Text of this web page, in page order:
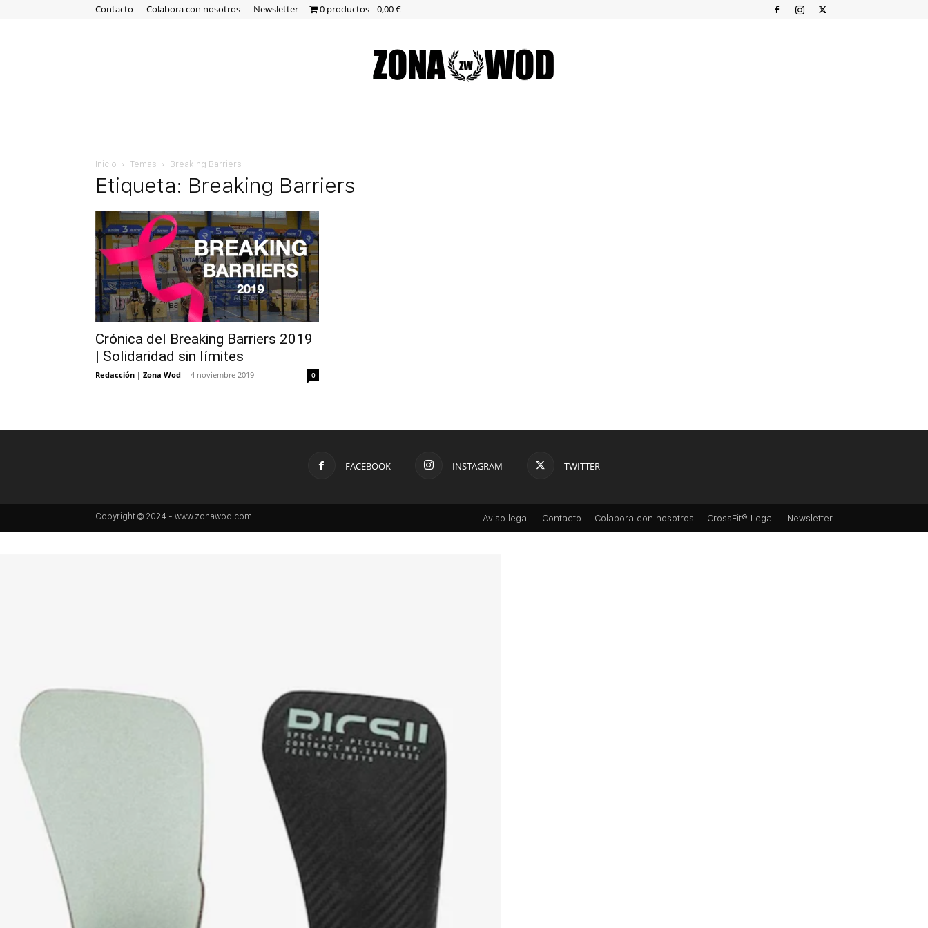
Contacto Colabora con nosotros Newsletter 0 productos 0,00 €
Inicio Temas Breaking Barriers
Etiqueta: Breaking Barriers
Crónica del Breaking Barriers 2019
| Solidaridad sin límites
Redacción | Zona Wod - 4 noviembre 2019 0
FACEBOOK INSTAGRAM TWITTER
Aviso legal Contacto Colabora con nosotros CrossFit® Legal Newsletter
Copyright © 2024 - www.zonawod.com